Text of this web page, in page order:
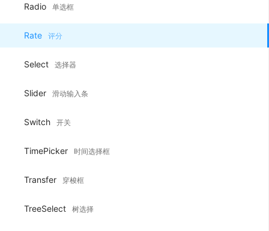
Radio 单选框
Rate 评分
Select 选择器
Slider 滑动输入条
Switch 开关
TimePicker 时间选择框
Transfer 穿梭框
TreeSelect 树选择